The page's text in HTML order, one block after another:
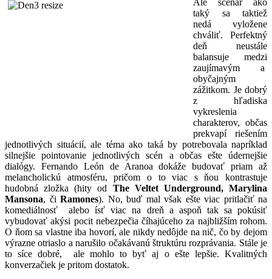
taký sa taktiež
nedá vyložene
chváliť. Perfektný
deň neustále
balansuje medzi
zaujímavým a
obyčajným
zážitkom. Je dobrý
z hľadiska
vykreslenia
charakterov, občas
prekvapí riešením
jednotlivých situácií, ale téma ako taká by potrebovala napríklad
silnejšie pointovanie jednotlivých scén a občas ešte údernejšie
dialógy. Fernando León de Aranoa dokáže budovať priam až
melancholickú atmosféru, pričom o to viac s ňou kontrastuje
hudobná zložka (hity od The Veltet Underground, Marylina
Mansona, či Ramones). No, buď mal však ešte viac pritlačiť na
komediálnosť alebo ísť viac na dreň a aspoň tak sa pokúsiť
vybudovať akýsi pocit nebezpečia číhajúceho za najbližším rohom.
O ňom sa vlastne iba hovorí, ale nikdy nedôjde na nič, čo by dejom
výrazne otriaslo a narušilo očakávanú štruktúru rozprávania. Stále je
to síce dobré, ale mohlo to byť aj o ešte lepšie. Kvalitných
konverzačiek je pritom dostatok.